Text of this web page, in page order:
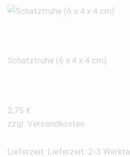
Schatztruhe (6 x 4 x 4 cm)
2,75 €
zzgl. Versandkosten
Lieferzeit: Lieferzeit: 2-3